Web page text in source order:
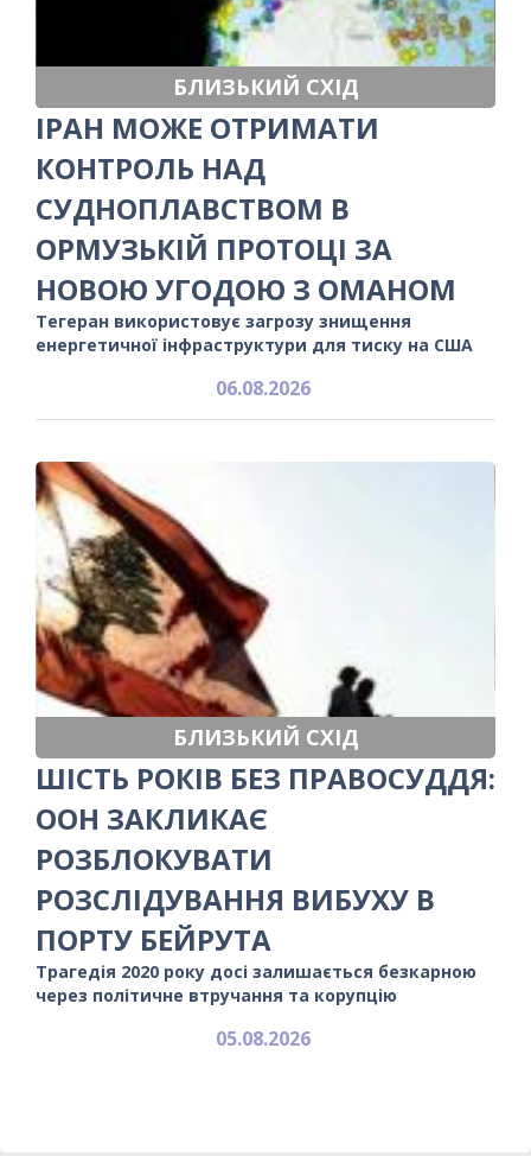
БЛИЗЬКИЙ СХІД
ІРАН МОЖЕ ОТРИМАТИ
КОНТРОЛЬ НАД
СУДНОПЛАВСТВОМ В
ОРМУЗЬКІЙ ПРОТОЦІ ЗА
НОВОЮ УГОДОЮ З ОМАНОМ
Тегеран використовує загрозу знищення
енергетичної інфраструктури для тиску на США
06.08.2026
БЛИЗЬКИЙ СХІД
ШІСТЬ РОКІВ БЕЗ ПРАВОСУДДЯ:
ООН ЗАКЛИКАЄ
РОЗБЛОКУВАТИ
РОЗСЛІДУВАННЯ ВИБУХУ В
ПОРТУ БЕЙРУТА
Трагедія 2020 року досі залишається безкарною
через політичне втручання та корупцію
05.08.2026